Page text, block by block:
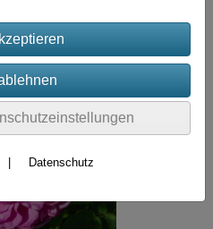
Datenschutz